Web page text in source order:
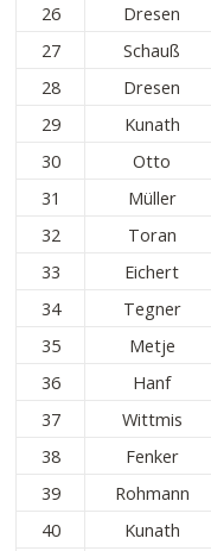
26
Dresen
27
Schauß
28
Dresen
29
Kunath
30
Otto
31
Müller
32
Toran
33
Eichert
34
Tegner
35
Metje
36
Hanf
37
Wittmis
38
Fenker
39
Rohmann
40
Kunath